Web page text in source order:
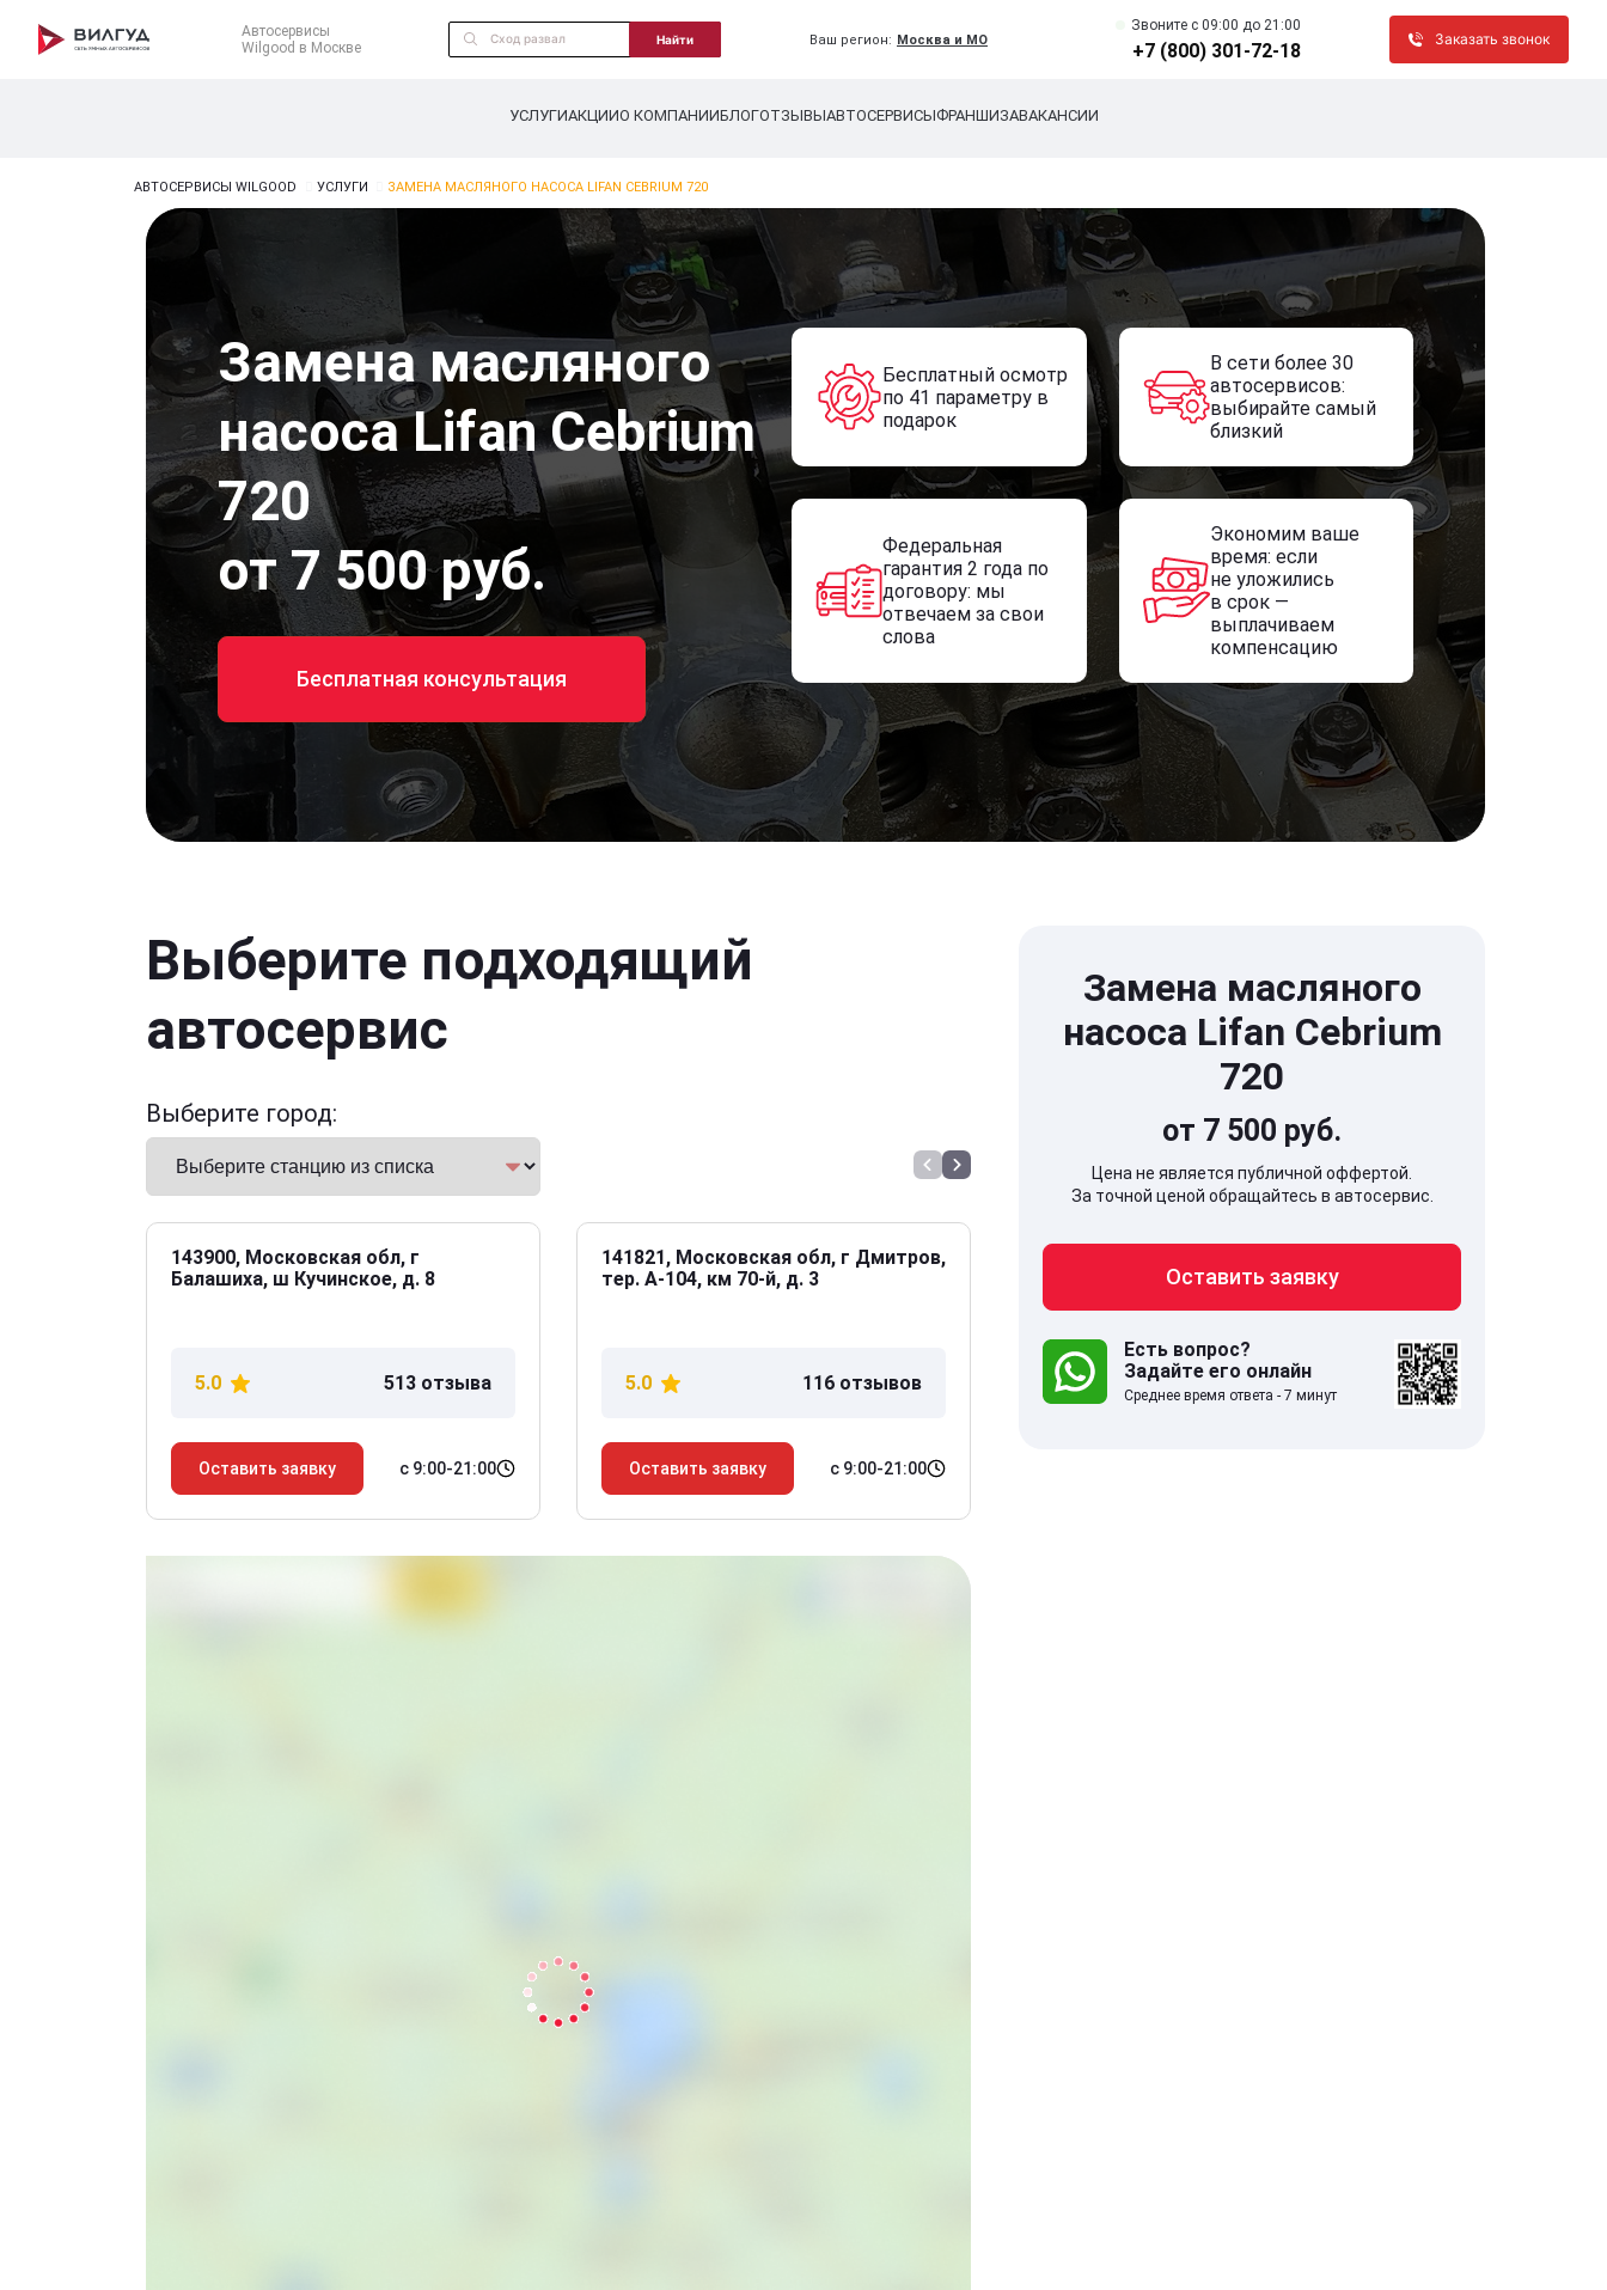
Автосервисы
Wilgood в Москве
Найти Ваш регион: Москва и МО
Звоните c 09:00 до 21:00
+7 (800) 301-72-18
Заказать звонок
УСЛУГИАКЦИИО КОМПАНИИБЛОГОТЗЫВЫАВТОСЕРВИСЫФРАНШИЗАВАКАНСИИ
АВТОСЕРВИСЫ WILGOOD УСЛУГИ ЗАМЕНА МАСЛЯНОГО НАСОСА LIFAN CEBRIUM 720
Замена масляного
насоса Lifan Cebrium
720
от 7 500 руб.
Бесплатная консультация
Бесплатный осмотр
по 41 параметру в
подарок
В сети более 30
автосервисов:
выбирайте самый
близкий
Федеральная
гарантия 2 года по
договору: мы
отвечаем за свои
слова
Экономим ваше
время: если
не уложились
в срок —
выплачиваем
компенсацию
Выберите подходящий
автосервис
Выберите город:
143900, Московская обл, г
Балашиха, ш Кучинское, д. 8
5.0 513 отзыва
Оставить заявку с 9:00-21:00
141821, Московская обл, г Дмитров,
тер. А-104, км 70-й, д. 3
5.0 116 отзывов
Оставить заявку с 9:00-21:00
141707, Московская обл,
Долгопрудный г, Береговой проезд,
дом 5
5.0 332 отзыва
Замена масляного
насоса Lifan Cebrium
720
от 7 500 руб.
Цена не является публичной оффертой.
За точной ценой обращайтесь в автосервис.
Оставить заявку
Есть вопрос?
Задайте его онлайн
Среднее время ответа - 7 минут